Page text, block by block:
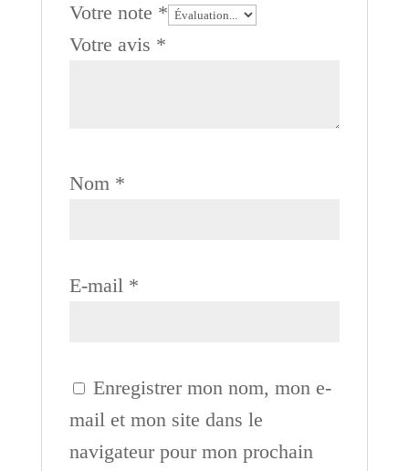
Votre note *
Votre avis *
Nom *
E-mail *
Enregistrer mon nom, mon e-
mail et mon site dans le
navigateur pour mon prochain